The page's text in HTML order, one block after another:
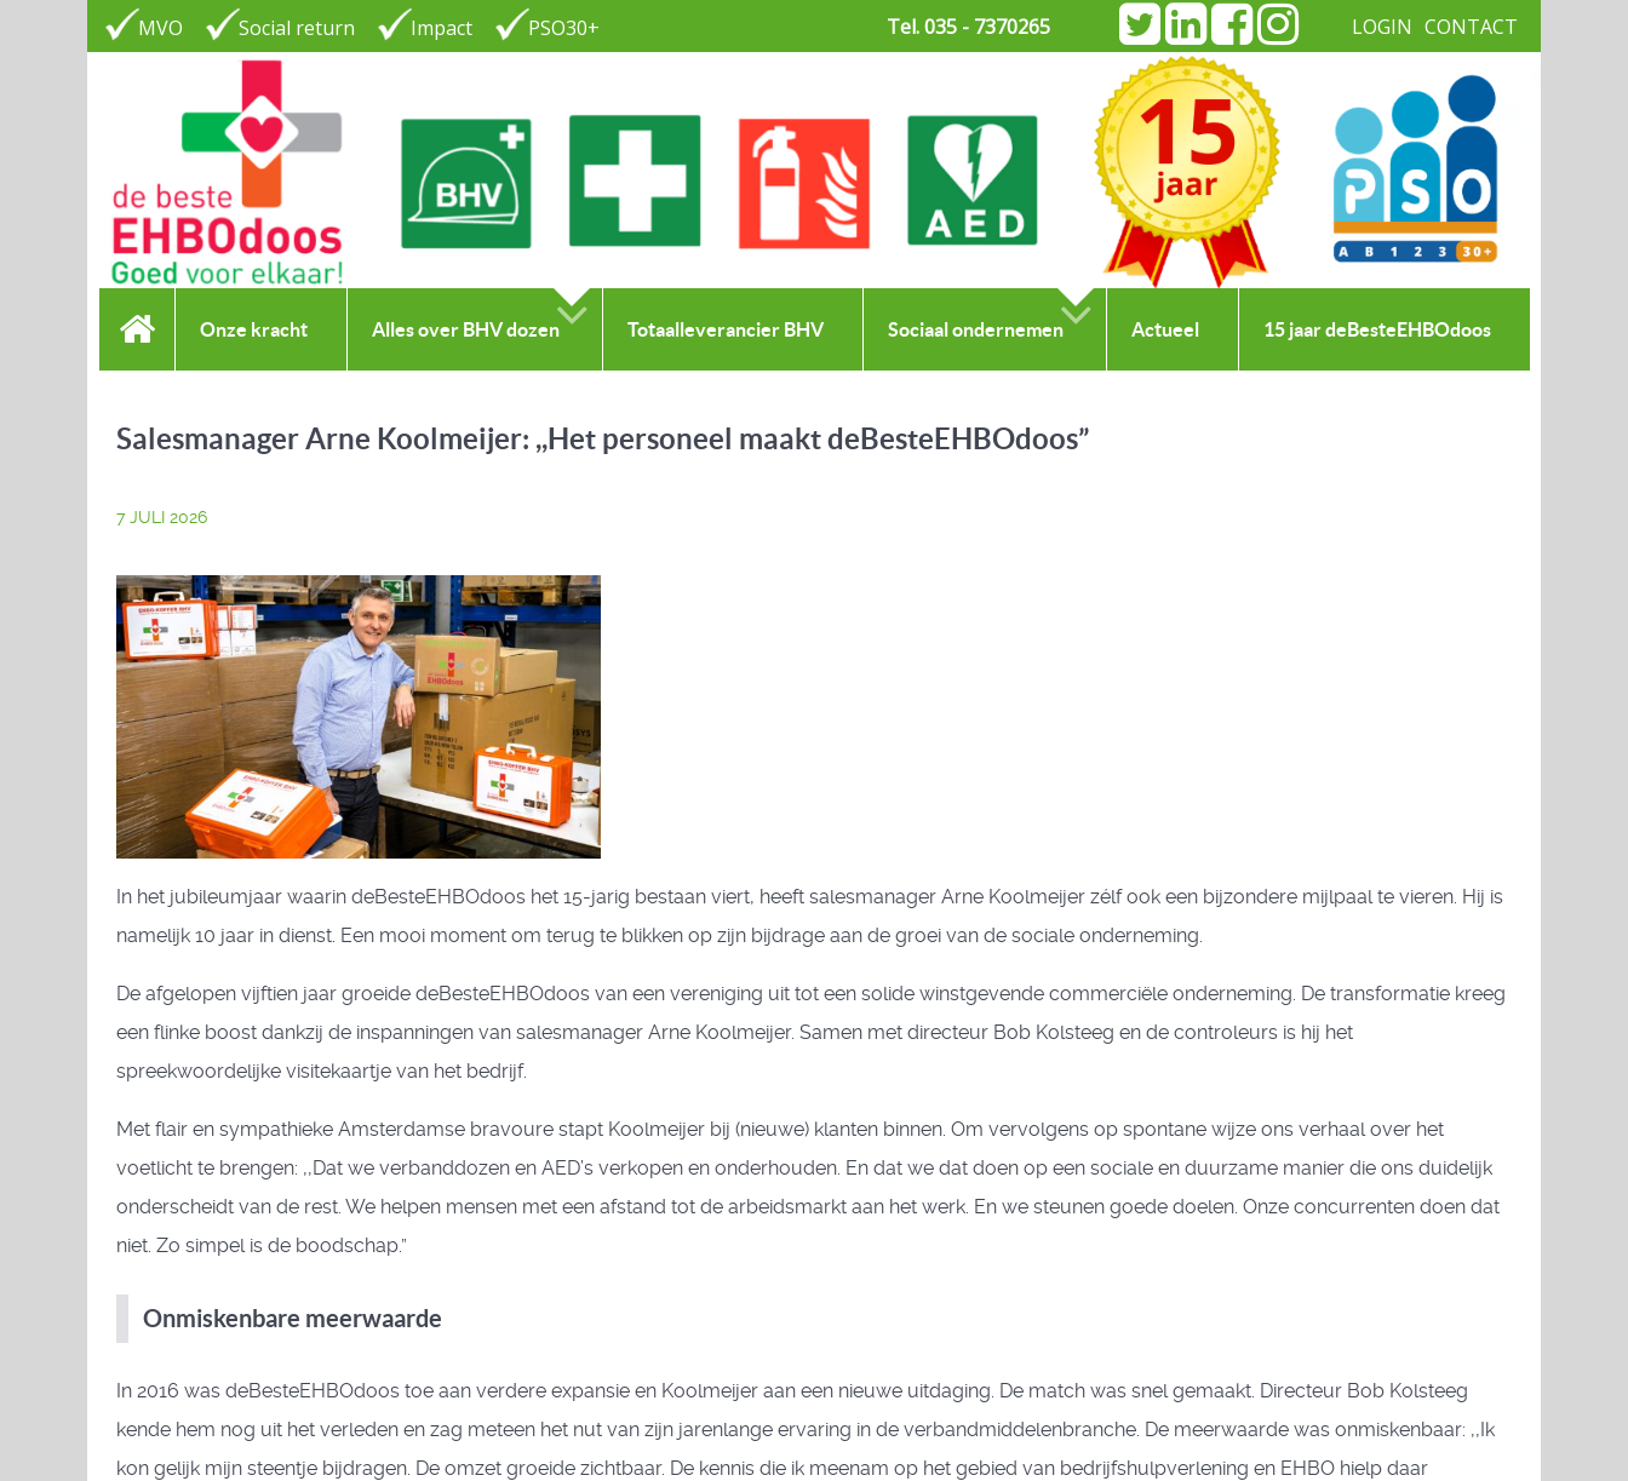
MVO Social return Impact PSO30+ Tel. 035 - 7370265 LOGIN CONTACT
Onze kracht Alles over BHV dozen Totaalleverancier BHV Sociaal ondernemen Actueel 15 jaar deBesteEHBOdoos
Salesmanager Arne Koolmeijer: ,,Het personeel maakt deBesteEHBOdoos”
7 JULI 2026
In het jubileumjaar waarin deBesteEHBOdoos het 15-jarig bestaan viert, heeft salesmanager Arne Koolmeijer zélf ook een bijzondere mijlpaal te vieren. Hij is
namelijk 10 jaar in dienst. Een mooi moment om terug te blikken op zijn bijdrage aan de groei van de sociale onderneming.
De afgelopen vijftien jaar groeide deBesteEHBOdoos van een vereniging uit tot een solide winstgevende commerciële onderneming. De transformatie kreeg
een flinke boost dankzij de inspanningen van salesmanager Arne Koolmeijer. Samen met directeur Bob Kolsteeg en de controleurs is hij het
spreekwoordelijke visitekaartje van het bedrijf.
Met flair en sympathieke Amsterdamse bravoure stapt Koolmeijer bij (nieuwe) klanten binnen. Om vervolgens op spontane wijze ons verhaal over het
voetlicht te brengen: ,,Dat we verbanddozen en AED’s verkopen en onderhouden. En dat we dat doen op een sociale en duurzame manier die ons duidelijk
onderscheidt van de rest. We helpen mensen met een afstand tot de arbeidsmarkt aan het werk. En we steunen goede doelen. Onze concurrenten doen dat
niet. Zo simpel is de boodschap.”
Onmiskenbare meerwaarde
In 2016 was deBesteEHBOdoos toe aan verdere expansie en Koolmeijer aan een nieuwe uitdaging. De match was snel gemaakt. Directeur Bob Kolsteeg
kende hem nog uit het verleden en zag meteen het nut van zijn jarenlange ervaring in de verbandmiddelenbranche. De meerwaarde was onmiskenbaar: ,,Ik
kon gelijk mijn steentje bijdragen. De omzet groeide zichtbaar. De kennis die ik meenam op het gebied van bedrijfshulpverlening en EHBO hielp daar